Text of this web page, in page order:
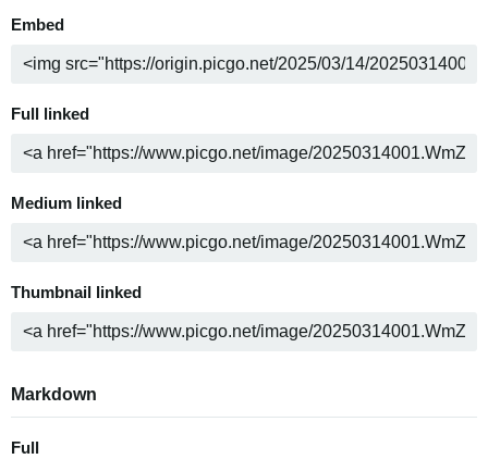
Embed
Full linked
Medium linked
Thumbnail linked
Markdown
Full